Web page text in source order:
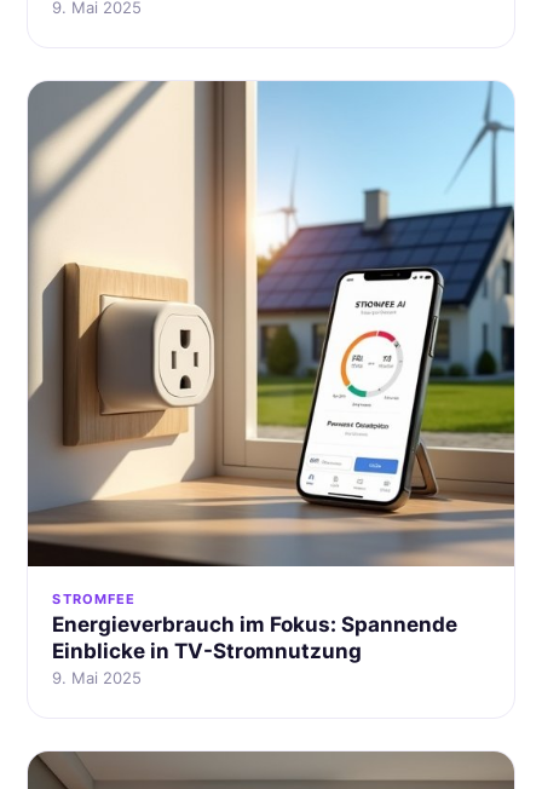
9. Mai 2025
STROMFEE
Energieverbrauch im Fokus: Spannende
Einblicke in TV-Stromnutzung
9. Mai 2025